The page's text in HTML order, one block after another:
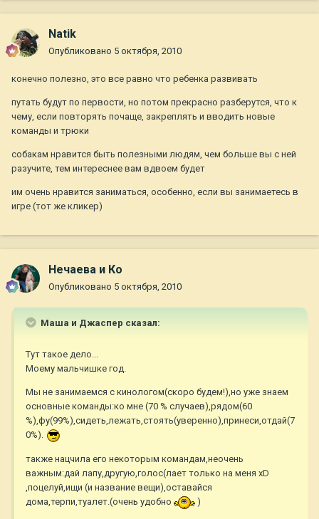
Natik
Опубликовано 5 октября, 2010
конечно полезно, это все равно что ребенка развивать
путать будут по первости, но потом прекрасно разберутся, что к
чему, если повторять почаще, закреплять и вводить новые
команды и трюки
собакам нравится быть полезными людям, чем больше вы с ней
разучите, тем интереснее вам вдвоем будет
им очень нравится заниматься, особенно, если вы занимаетесь в
игре (тот же кликер)
Нечаева и Ко
Опубликовано 5 октября, 2010
Маша и Джаспер сказал:
Тут такое дело...
Моему мальчишке год.
Мы не занимаемся с кинологом(скоро будем!),но уже знаем
основные команды:ко мне (70 % случаев),рядом(60
%),фу(99%),сидеть,лежать,стоять(уверенно),принеси,отдай(7
0%).
также нацчила его некоторым командам,неочень
важным:дай лапу,другую,голос(лает только на меня хD
,поцелуй,ищи (и название вещи),оставайся
дома,терпи,туалет.(очень удобно
)